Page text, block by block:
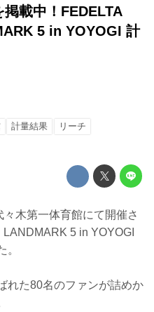
載中！FEDELTA
5 in YOYOGI 計
計量結果
リーチ
木第一体育館にて開催さ
5 in YOYOGI
。
れた80名のファンが詰めか